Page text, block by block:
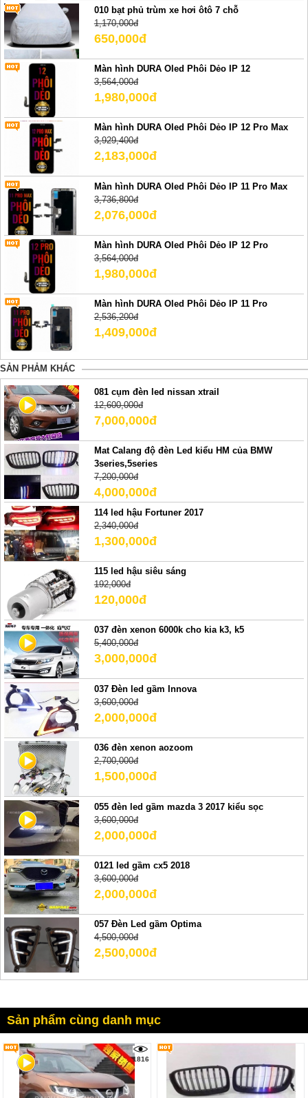
010 bạt phủ trùm xe hơi ôtô 7 chỗ
1,170,000đ
650,000đ
Màn hình DURA Oled Phôi Dẻo IP 12
3,564,000đ
1,980,000đ
Màn hình DURA Oled Phôi Dẻo IP 12 Pro Max
3,929,400đ
2,183,000đ
Màn hình DURA Oled Phôi Dẻo IP 11 Pro Max
3,736,800đ
2,076,000đ
Màn hình DURA Oled Phôi Dẻo IP 12 Pro
3,564,000đ
1,980,000đ
Màn hình DURA Oled Phôi Dẻo IP 11 Pro
2,536,200đ
1,409,000đ
SẢN PHẢM KHÁC
081 cụm đèn led nissan xtrail
12,600,000đ
7,000,000đ
Mat Calang độ đèn Led kiểu HM của BMW
3series,5series
7,200,000đ
4,000,000đ
114 led hậu Fortuner 2017
2,340,000đ
1,300,000đ
115 led hậu siêu sáng
192,000đ
120,000đ
037 đèn xenon 6000k cho kia k3, k5
5,400,000đ
3,000,000đ
037 Đèn led gầm Innova
3,600,000đ
2,000,000đ
036 đèn xenon aozoom
2,700,000đ
1,500,000đ
055 đèn led gầm mazda 3 2017 kiểu sọc
3,600,000đ
2,000,000đ
0121 led gầm cx5 2018
3,600,000đ
2,000,000đ
057 Đèn Led gầm Optima
4,500,000đ
2,500,000đ
Sản phẩm cùng danh mục
1816